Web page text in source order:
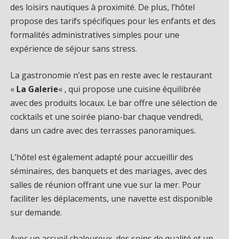
des loisirs nautiques à proximité. De plus, l’hôtel
propose des tarifs spécifiques pour les enfants et des
formalités administratives simples pour une
expérience de séjour sans stress.
La gastronomie n’est pas en reste avec le restaurant
« La Galerie« , qui propose une cuisine équilibrée
avec des produits locaux. Le bar offre une sélection de
cocktails et une soirée piano-bar chaque vendredi,
dans un cadre avec des terrasses panoramiques.
L’hôtel est également adapté pour accueillir des
séminaires, des banquets et des mariages, avec des
salles de réunion offrant une vue sur la mer. Pour
faciliter les déplacements, une navette est disponible
sur demande.